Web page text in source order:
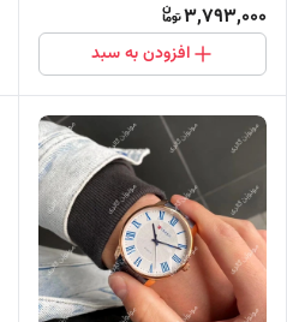
3,793,000
افزودن به سبد